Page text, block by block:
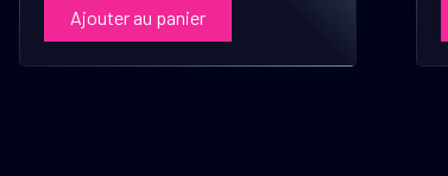
Ajouter au panier